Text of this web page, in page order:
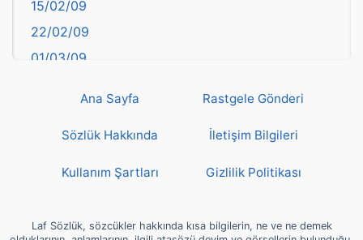
Bitlis
Bolu
Burdur
Çankırı
Çorum
deyim
15/02/09
22/02/09
01/03/09
22/03/09
Ana Sayfa Rastgele Gönderi
Sözlük Hakkında İletişim Bilgileri
Kullanım Şartları Gizlilik Politikası
Laf Sözlük, sözcükler hakkında kısa bilgilerin, ne ve ne demek